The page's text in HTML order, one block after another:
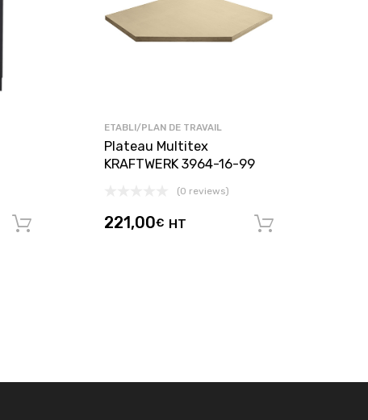
Ajouter au panier
ETABLI/PLAN DE TRAVAIL
Plateau Multitex
KRAFTWERK 3964-16-99
(0 reviews)
221,00€ HT